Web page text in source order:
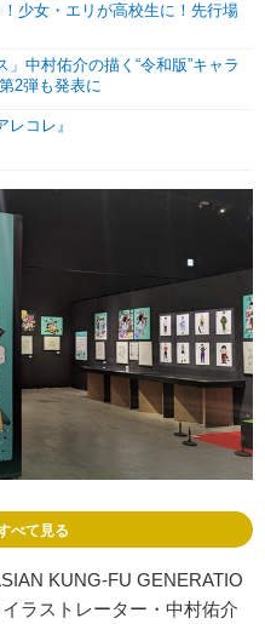
少女・エリが高校生に！先行場
」中村佑介の描く“令和版”キャラ
2弾も発表に
レコレ』
べて見る
KUNG-FU GENERATIO
ラストレーター・中村佑介